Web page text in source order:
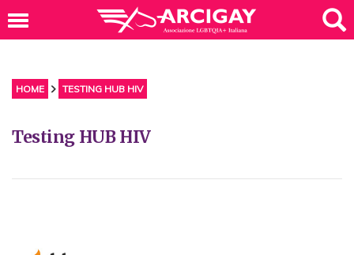
HOME TESTING HUB HIV
Testing HUB HIV